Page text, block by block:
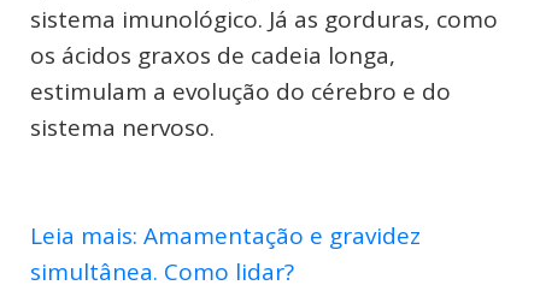
sistema imunológico. Já as gorduras, como
os ácidos graxos de cadeia longa,
estimulam a evolução do cérebro e do
sistema nervoso.
Leia mais: Amamentação e gravidez
simultânea. Como lidar?